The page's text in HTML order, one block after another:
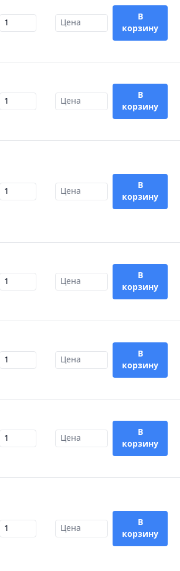
В
корзину
В
корзину
В
корзину
В
корзину
В
корзину
В
корзину
В
корзину